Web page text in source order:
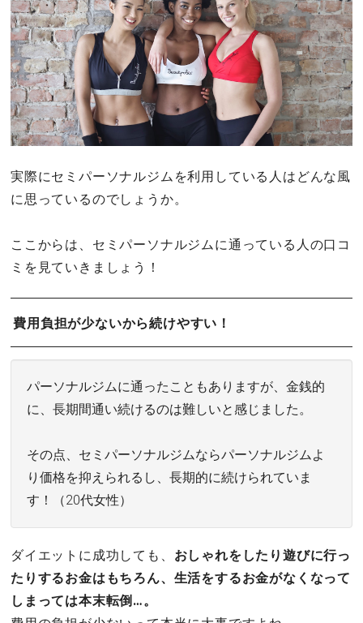
実際にセミパーソナルジムを利用している人はどんな風
に思っているのでしょうか。
ここからは、セミパーソナルジムに通っている人の口コ
ミを見ていきましょう！
費用負担が少ないから続けやすい！
パーソナルジムに通ったこともありますが、金銭的
に、長期間通い続けるのは難しいと感じました。
その点、セミパーソナルジムならパーソナルジムよ
り価格を抑えられるし、長期的に続けられていま
す！（20代女性）
ダイエットに成功しても、 おしゃれをしたり遊びに行っ
たりするお金はもちろん、生活をするお金がなくなって
しまっては本末転倒…。